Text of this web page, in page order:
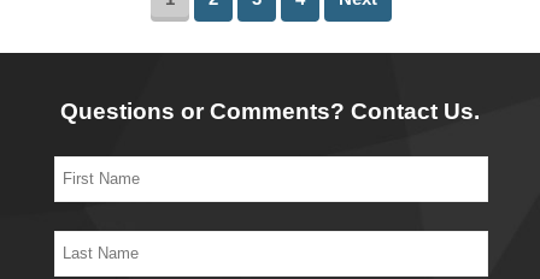
Questions or Comments? Contact Us.